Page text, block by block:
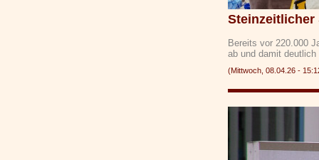
Steinzeitlicher
Bereits vor 220.000
ab und damit
(Mittwoch, 08.04.26 -